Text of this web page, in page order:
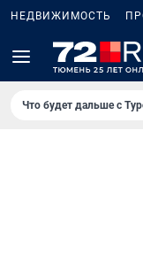
НЕДВИЖИМОСТЬ
Что будет дальше с